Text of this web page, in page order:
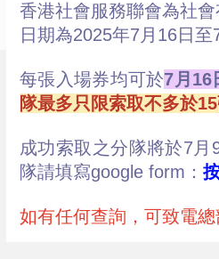
香港社會服務聯會為社
日期為2025年7月16日
每張入場券均可於7月16
隊最多只限索取不多於
成功索取之分隊將於7
隊請填寫google form：
如有任何查詢，可致電